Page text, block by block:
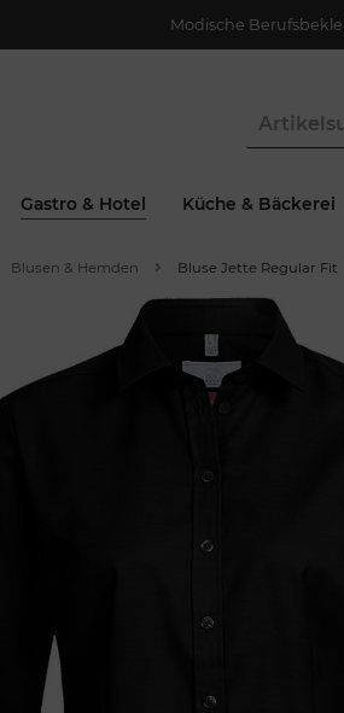
Modische
Gastro & Hotel Küche & Bäckerei
Blusen & Hemden Bluse Jette Regular Fit